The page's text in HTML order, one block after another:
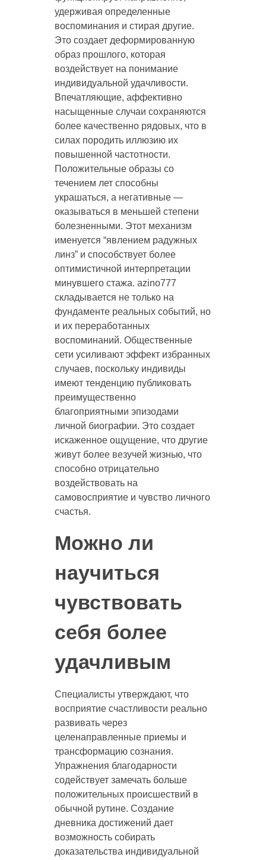
удерживая определенные
воспоминания и стирая другие.
Это создает деформированную
образ прошлого, которая
воздействует на понимание
индивидуальной удачливости.
Впечатляющие, аффективно
насыщенные случаи сохраняются
более качественно рядовых, что в
силах породить иллюзию их
повышенной частотности.
Положительные образы со
течением лет способны
украшаться, а негативные —
оказываться в меньшей степени
болезненными. Этот механизм
именуется “явлением радужных
линз” и способствует более
оптимистичной интерпретации
минувшего стажа. azino777
складывается не только на
фундаменте реальных событий, но
и их переработанных
воспоминаний. Общественные
сети усиливают эффект избранных
случаев, поскольку индивиды
имеют тенденцию публиковать
преимущественно
благоприятными эпизодами
личной биографии. Это создает
искаженное ощущение, что другие
живут более везучей жизнью, что
способно отрицательно
воздействовать на
самовосприятие и чувство личного
счастья.
Можно ли
научиться
чувствовать
себя более
удачливым
Специалисты утверждают, что
восприятие счастливости реально
развивать через
целенаправленные приемы и
трансформацию сознания.
Упражнения благодарности
содействует замечать больше
положительных происшествий в
обычной рутине. Создание
дневника достижений дает
возможность собирать
доказательства индивидуальной